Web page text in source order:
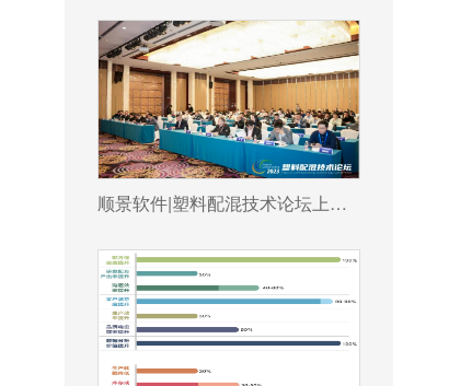
顺景软件|塑料配混技术论坛上展示数字化的力量